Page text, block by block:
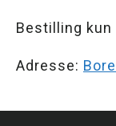
Bestilling
Adresse: